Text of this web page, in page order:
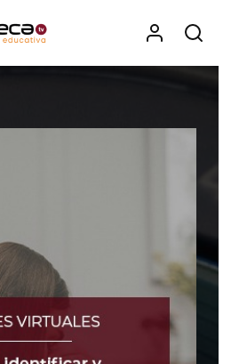
Esneca TV
Sesión
debes introducir el